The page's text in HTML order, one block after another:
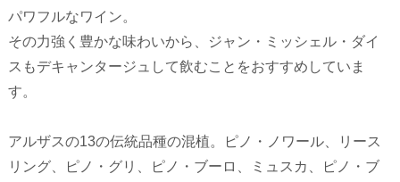
パワフルなワイン。
その力強く豊かな味わいから、ジャン・ミッシェル・ダイ
スもデキャンタージュして飲むことをおすすめしていま
す。
アルザスの13の伝統品種の混植。ピノ・ノワール、リース
リング、ピノ・グリ、ピノ・ブーロ、ミュスカ、ピノ・ブ